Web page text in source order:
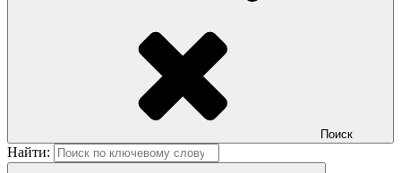
Поиск
Найти: